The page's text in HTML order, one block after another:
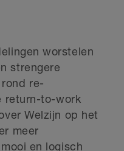
worstelen
strengere
re-
return-to-work
Welzijn op het
meer
en logisch